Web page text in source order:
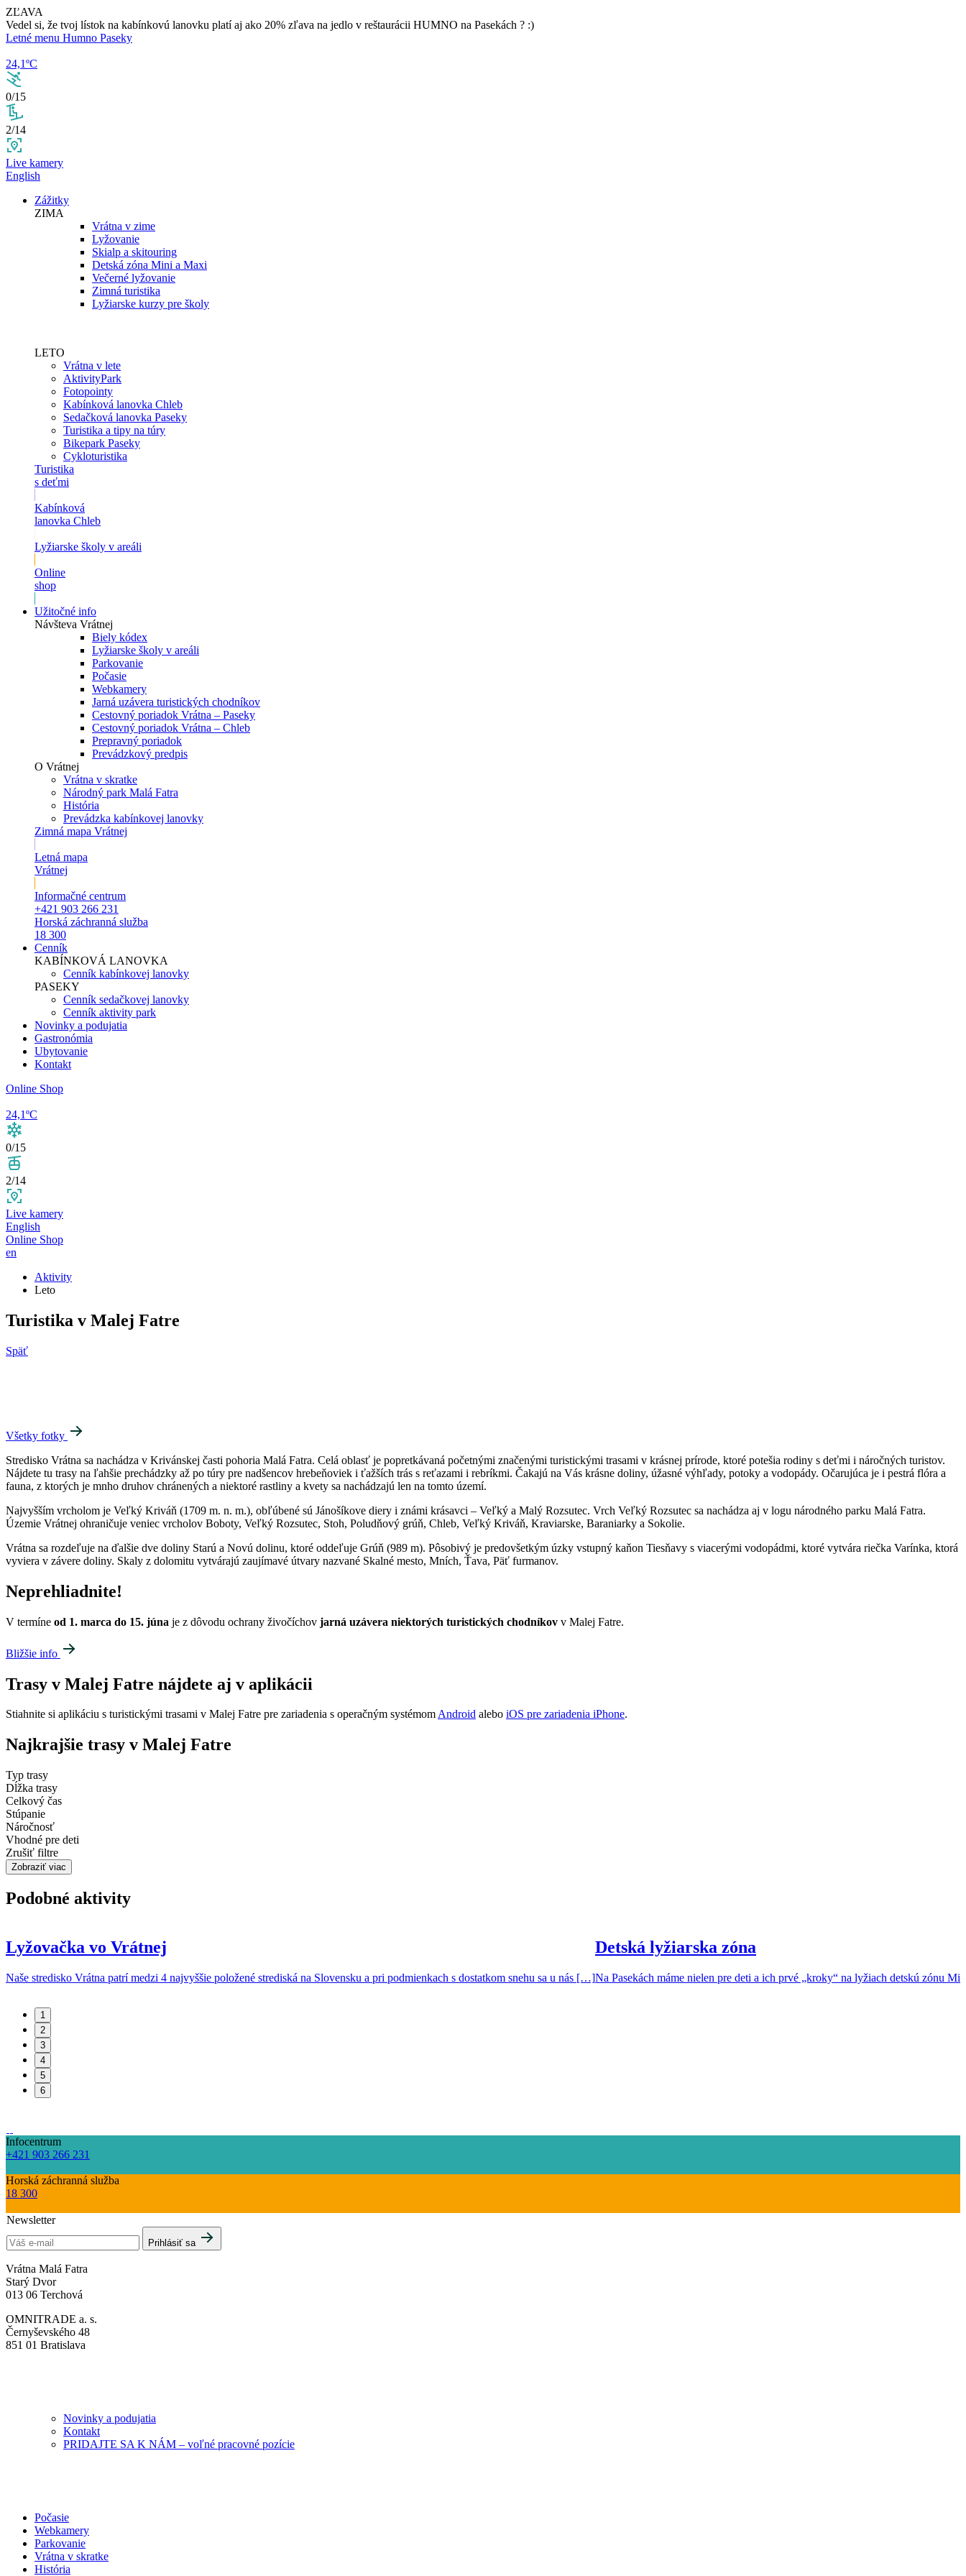
ZĽAVA
Vedel si, že tvoj lístok na kabínkovú lanovku platí aj ako 20% zľava na jedlo v reštaurácii HUMNO na Pasekách ? :)
Letné menu Humno Paseky
24,1ºC
0/15
2/14
Live kamery
English
Zážitky
ZIMA
Vrátna v zime
Lyžovanie
Skialp a skitouring
Detská zóna Mini a Maxi
Večerné lyžovanie
Zimná turistika
Lyžiarske kurzy pre školy
LETO
Vrátna v lete
AktivityPark
Fotopointy
Kabínková lanovka Chleb
Sedačková lanovka Paseky
Turistika a tipy na túry
Bikepark Paseky
Cykloturistika
Turistika
s deťmi
Kabínková
lanovka Chleb
Lyžiarske školy v areáli
Online
shop
Užitočné info
Návšteva Vrátnej
Biely kódex
Lyžiarske školy v areáli
Parkovanie
Počasie
Webkamery
Jarná uzávera turistických chodníkov
Cestovný poriadok Vrátna – Paseky
Cestovný poriadok Vrátna – Chleb
Prepravný poriadok
Prevádzkový predpis
O Vrátnej
Vrátna v skratke
Národný park Malá Fatra
História
Prevádzka kabínkovej lanovky
Zimná mapa Vrátnej
Letná mapa
Vrátnej
Informačné centrum
+421 903 266 231
Horská záchranná služba
18 300
Cenník
KABÍNKOVÁ LANOVKA
Cenník kabínkovej lanovky
PASEKY
Cenník sedačkovej lanovky
Cenník aktivity park
Novinky a podujatia
Gastronómia
Ubytovanie
Kontakt
Online Shop
24,1ºC
0/15
2/14
Live kamery
English
Online Shop
en
Aktivity
Leto
Turistika v Malej Fatre
Späť
Všetky fotky
Stredisko Vrátna sa nachádza v Krivánskej časti pohoria Malá Fatra. Celá oblasť je popretkávaná početnými značenými turistickými trasami v krásnej prírode, ktoré potešia rodiny s deťmi i náročných turistov.
Nájdete tu trasy na ľahšie prechádzky až po túry pre nadšencov hrebeňoviek i ťažších trás s reťazami i rebríkmi. Čakajú na Vás krásne doliny, úžasné výhľady, potoky a vodopády. Očarujúca je i pestrá flóra a
fauna, z ktorých je mnho druhov chránených a niektoré rastliny a kvety sa nachádzajú len na tomto území.
Najvyšším vrcholom je Veľký Kriváň (1709 m. n. m.), obľúbené sú Jánošíkove diery i známi krásavci – Veľký a Malý Rozsutec. Vrch Veľký Rozsutec sa nachádza aj v logu národného parku Malá Fatra.
Územie Vrátnej ohraničuje veniec vrcholov Boboty, Veľký Rozsutec, Stoh, Poludňový grúň, Chleb, Veľký Kriváň, Kraviarske, Baraniarky a Sokolie.
Vrátna sa rozdeľuje na ďalšie dve doliny Starú a Novú dolinu, ktoré oddeľuje Grúň (989 m). Pôsobivý je predovšetkým úzky vstupný kaňon Tiesňavy s viacerými vodopádmi, ktoré vytvára riečka Varínka, ktorá
vyviera v závere doliny. Skaly z dolomitu vytvárajú zaujímavé útvary nazvané Skalné mesto, Mních, Ťava, Päť furmanov.
Neprehliadnite!
V termíne od 1. marca do 15. júna je z dôvodu ochrany živočíchov jarná uzávera niektorých turistických chodníkov v Malej Fatre.
Bližšie info
Trasy v Malej Fatre nájdete aj v aplikácii
Stiahnite si aplikáciu s turistickými trasami v Malej Fatre pre zariadenia s operačným systémomAndroid alebo iOS pre zariadenia iPhone.
Najkrajšie trasy v Malej Fatre
Typ trasy
Dĺžka trasy
Celkový čas
Stúpanie
Náročnosť
Vhodné pre deti
Zrušiť filtre
Zobraziť viac
Podobné aktivity
Lyžovačka vo Vrátnej
Naše stredisko Vrátna patrí medzi 4 najvyššie položené strediská na Slovensku a pri podmienkach s dostatkom snehu sa u nás […]
Detská lyžiarska zóna
Na Pasekách máme nielen pre deti a ich prvé „kroky“ na lyžiach detskú zónu
1
2
3
4
5
6
Infocentrum
+421 903 266 231
Horská záchranná služba
18 300
Newsletter
Prihlásiť sa
Vrátna Malá Fatra
Starý Dvor
013 06 Terchová
OMNITRADE a. s.
Černyševského 48
851 01 Bratislava
Novinky a podujatia
Kontakt
PRIDAJTE SA K NÁM – voľné pracovné pozície
Počasie
Webkamery
Parkovanie
Vrátna v skratke
História